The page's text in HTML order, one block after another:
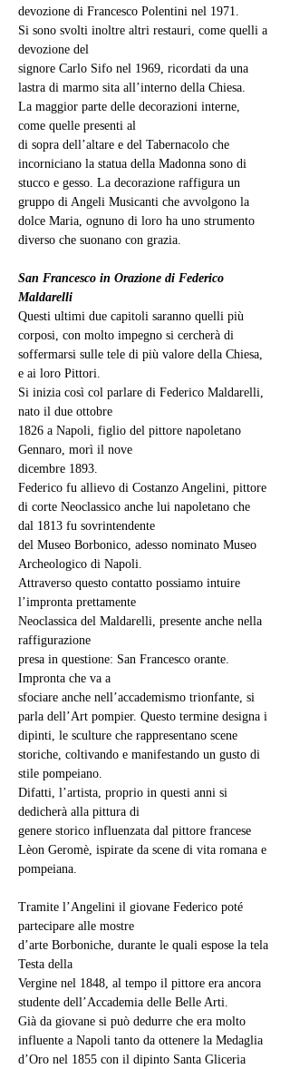
devozione di Francesco Polentini nel 1971.
Si sono svolti inoltre altri restauri, come quelli a
devozione del
signore Carlo Sifo nel 1969, ricordati da una
lastra di marmo sita all’interno della Chiesa.
La maggior parte delle decorazioni interne,
come quelle presenti al
di sopra dell’altare e del Tabernacolo che
incorniciano la statua della Madonna sono di
stucco e gesso. La decorazione raffigura un
gruppo di Angeli Musicanti che avvolgono la
dolce Maria, ognuno di loro ha uno strumento
diverso che suonano con grazia.
San Francesco in Orazione di Federico
Maldarelli
Questi ultimi due capitoli saranno quelli più
corposi, con molto impegno si cercherà di
soffermarsi sulle tele di più valore della Chiesa,
e ai loro Pittori.
Si inizia così col parlare di Federico Maldarelli,
nato il due ottobre
1826 a Napoli, figlio del pittore napoletano
Gennaro, morì il nove
dicembre 1893.
Federico fu allievo di Costanzo Angelini, pittore
di corte Neoclassico anche lui napoletano che
dal 1813 fu sovrintendente
del Museo Borbonico, adesso nominato Museo
Archeologico di Napoli.
Attraverso questo contatto possiamo intuire
l’impronta prettamente
Neoclassica del Maldarelli, presente anche nella
raffigurazione
presa in questione: San Francesco orante.
Impronta che va a
sfociare anche nell’accademismo trionfante, si
parla dell’Art pompier. Questo termine designa i
dipinti, le sculture che rappresentano scene
storiche, coltivando e manifestando un gusto di
stile pompeiano.
Difatti, l’artista, proprio in questi anni si
dedicherà alla pittura di
genere storico influenzata dal pittore francese
Lèon Geromè, ispirate da scene di vita romana e
pompeiana.
Tramite l’Angelini il giovane Federico poté
partecipare alle mostre
d’arte Borboniche, durante le quali espose la tela
Testa della
Vergine nel 1848, al tempo il pittore era ancora
studente dell’Accademia delle Belle Arti.
Già da giovane si può dedurre che era molto
influente a Napoli tanto da ottenere la Medaglia
d’Oro nel 1855 con il dipinto Santa Gliceria